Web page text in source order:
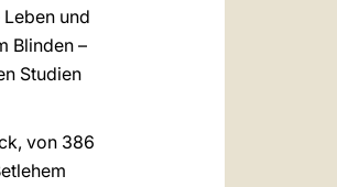
und
Blinden –
Studien
von 386